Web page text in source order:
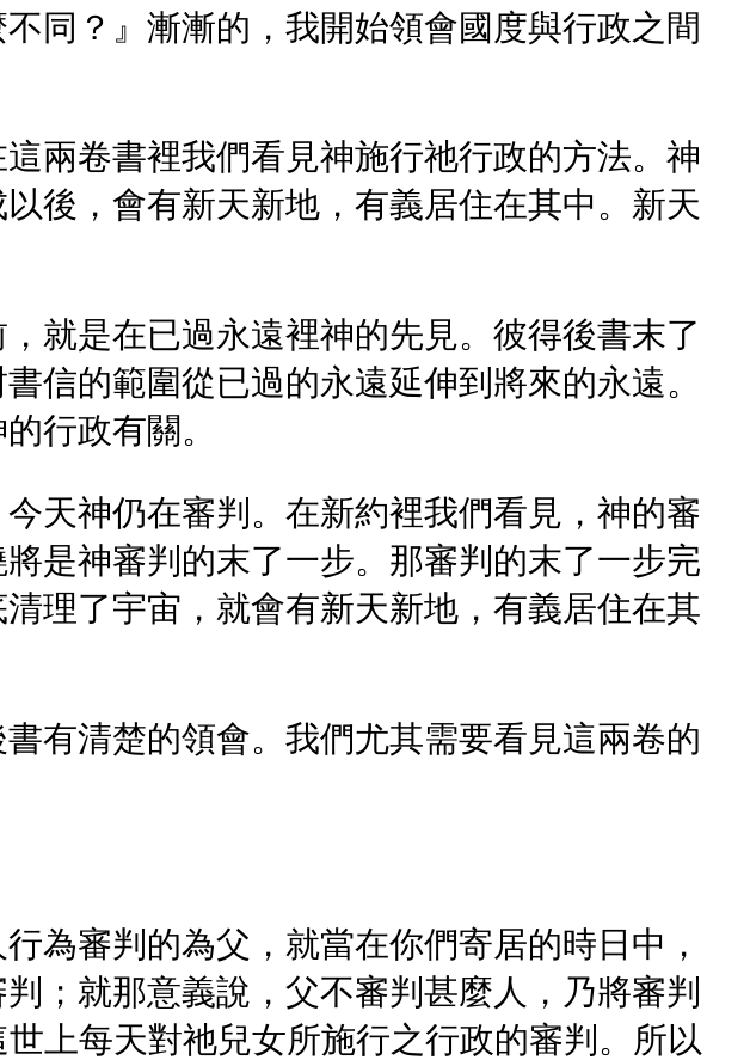
同？』漸漸的，我開始領會國度與行政之間
兩卷書裡我們看見神施行祂行政的方法。神
後，會有新天新地，有義居住在其中。新天
就是在已過永遠裡神的先見。彼得後書末了
信的範圍從已過的永遠延伸到將來的永遠。
行政有關。
天神仍在審判。在新約裡我們看見，神的審
是神審判的末了一步。那審判的末了一步完
理了宇宙，就會有新天新地，有義居住在其
有清楚的領會。我們尤其需要看見這兩卷的
為審判的為父，就當在你們寄居的時日中，
；就那意義說，父不審判甚麼人，乃將審判
上每天對祂兒女所施行之行政的審判。所以